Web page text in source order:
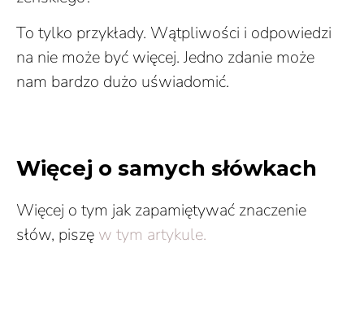
To tylko przykłady. Wątpliwości i odpowiedzi
na nie może być więcej. Jedno zdanie może
nam bardzo dużo uświadomić.
Więcej o samych słówkach
Więcej o tym jak zapamiętywać znaczenie
słów, piszę w tym artykule.